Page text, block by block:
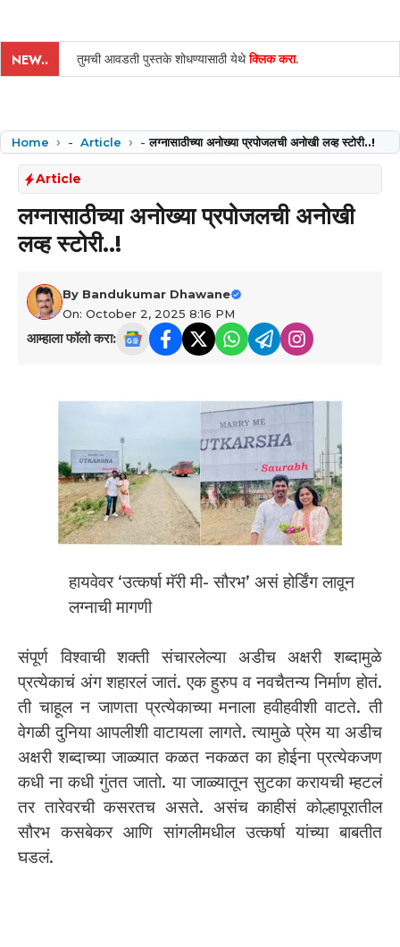
NEW.. तुमची आवडती पुस्तके शोधण्यासाठी येथेक्लिक करा.
Home - Article -लग्नासाठीच्या अनोख्या प्रपोजलची अनोखी लव्ह स्टोरी..!
Article
लग्नासाठीच्या अनोख्या प्रपोजलची अनोखी
लव्ह स्टोरी..!
By Bandukumar Dhawane
On: October 2, 2025 8:16 PM
आम्हाला फॉलो करा:
हायवेवर ‘उत्कर्षा मॅरी मी- सौरभ’ असं होर्डिंग लावून
लग्नाची मागणी
संपूर्ण विश्वाची शक्ती संचारलेल्या अडीच अक्षरी शब्दामुळे
प्रत्येकाचं अंग शहारलं जातं. एक हुरुप व नवचैतन्य निर्माण होतं.
ती चाहूल न जाणता प्रत्येकाच्या मनाला हवीहवीशी वाटते. ती
वेगळी दुनिया आपलीशी वाटायला लागते. त्यामुळे प्रेम या अडीच
अक्षरी शब्दाच्या जाळ्यात कळत नकळत का होईना प्रत्येकजण
कधी ना कधी गुंतत जातो. या जाळ्यातून सुटका करायची म्हटलं
तर तारेवरची कसरतच असते. असंच काहीसं कोल्हापूरातील
सौरभ कसबेकर आणि सांगलीमधील उत्कर्षा यांच्या बाबतीत
घडलं.